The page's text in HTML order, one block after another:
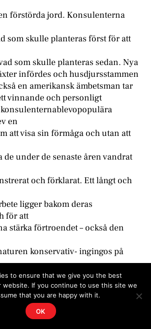
förstörda jord. Konsulenterna
som skulle planteras först för att
som skulle planteras sedan. Nya
infördes och husdjursstammen
en amerikansk ämbetsman tar
vinnande och personligt
en
att visa sin förmåga och utan att
under de senaste åren vandrat
och förklarat. Ett långt och
ligger bakom deras
för att
stärka förtroendet – också den
konservativ- ingingos på
farmarna förmånliga kontrakt,
i fråga om gödselämnen,
förbundo sig att i minsta detalj följa
dessutom
to ensure that we give you the best
website. If you continue to use this site we
that you are happy with it.
OK